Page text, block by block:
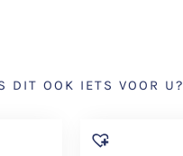
DIT OOK IETS VOOR U?